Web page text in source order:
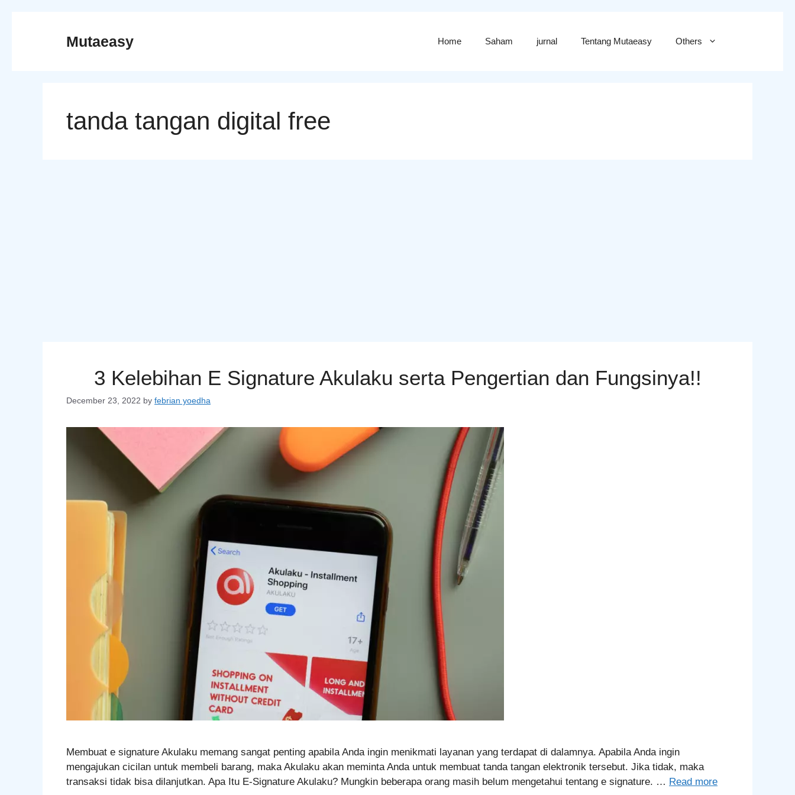
Mutaeasy Home Saham jurnal Tentang Mutaeasy Others
tanda tangan digital free
3 Kelebihan E Signature Akulaku serta Pengertian dan Fungsinya!!
December 23, 2022 by febrian yoedha
Membuat e signature Akulaku memang sangat penting apabila Anda ingin menikmati layanan yang terdapat di dalamnya. Apabila Anda ingin
mengajukan cicilan untuk membeli barang, maka Akulaku akan meminta Anda untuk membuat tanda tangan elektronik tersebut. Jika tidak, maka
transaksi tidak bisa dilanjutkan. Apa Itu E-Signature Akulaku? Mungkin beberapa orang masih belum mengetahui tentang e signature. … Read more